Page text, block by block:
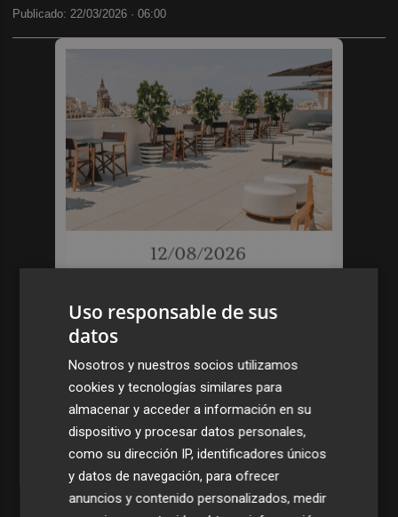
Publicado: 22/03/2026 ·06:00
Uso responsable de sus
datos
Nosotros y nuestros socios utilizamos
cookies y tecnologías similares para
almacenar y acceder a información en su
dispositivo y procesar datos personales,
como su dirección IP, identificadores únicos
y datos de navegación, para ofrecer
anuncios y contenido personalizados, medir